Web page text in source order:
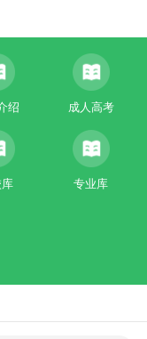
绍 成人高考
专业库